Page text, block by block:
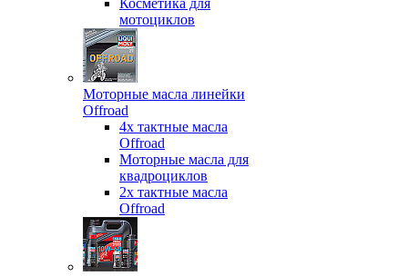
Косметика для
мотоциклов
Моторные масла линейки
Offroad
4х тактные масла
Offroad
Моторные масла для
квадроциклов
2х тактные масла
Offroad